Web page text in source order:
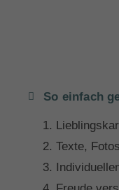
So einfach
Texte,